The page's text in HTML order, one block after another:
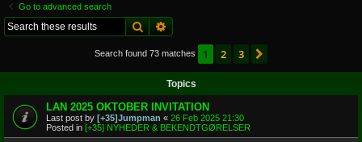
Go to advanced search
Search
Search found 73 matches 1 2 3
Topics
LAN 2025 OKTOBER INVITATION
Last post by [+35]Jumpman « 26 Feb 2025 21:30
Posted in [+35] NYHEDER & BEKENDTGØRELSER